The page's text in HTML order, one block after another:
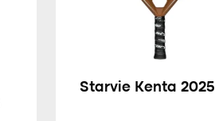
Starvie Kenta 2025